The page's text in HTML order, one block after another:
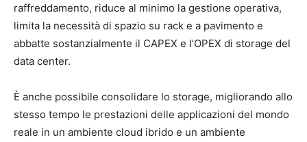
raffreddamento, riduce al minimo la gestione operativa,
limita la necessità di spazio su rack e a pavimento e
abbatte sostanzialmente il CAPEX e l’OPEX di storage del
data center.
È anche possibile consolidare lo storage, migliorando allo
stesso tempo le prestazioni delle applicazioni del mondo
reale in un ambiente cloud ibrido e un ambiente